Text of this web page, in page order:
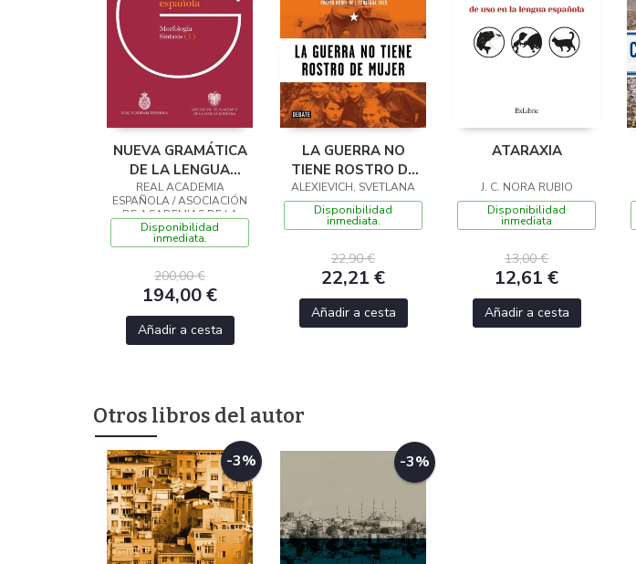
NUEVA GRAMÁTICA
DE LA LENGUA
ESPAÑOLA. EDICIÓN
REVISADA Y
AMPLIADA
REAL ACADEMIA
ESPAÑOLA / ASOCIACIÓN
DE ACADEMIAS DE LA
LENGUA ESPAÑOLA
Disponibilidad
inmediata.
200,00 €
194,00 €
Añadir a cesta
LA GUERRA NO
TIENE ROSTRO DE
MUJER
ALEXIEVICH, SVETLANA
Disponibilidad
inmediata.
22,90 €
22,21 €
Añadir a cesta
ATARAXIA
J. C. NORA RUBIO
Disponibilidad
inmediata
13,00 €
12,61 €
Añadir a cesta
Otros libros del autor
-3% -3%